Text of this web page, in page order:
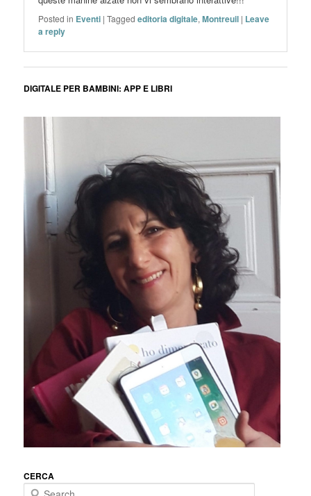
Posted in Eventi |Tagged editoria digitale,Montreuil | Leave
a reply
DIGITALE PER BAMBINI: APP E LIBRI
CERCA
Search